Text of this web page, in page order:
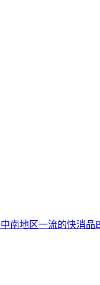
南地区一流的快消